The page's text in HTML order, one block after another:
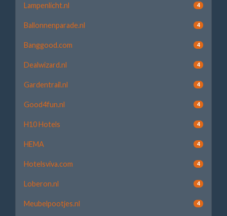
Lampenlicht.nl 4
Ballonnenparade.nl 4
Banggood.com 4
Dealwizard.nl 4
Gardentrail.nl 4
Good4fun.nl 4
H10 Hotels 4
HEMA 4
Hotelsviva.com 4
Loberon.nl 4
Meubelpootjes.nl 4